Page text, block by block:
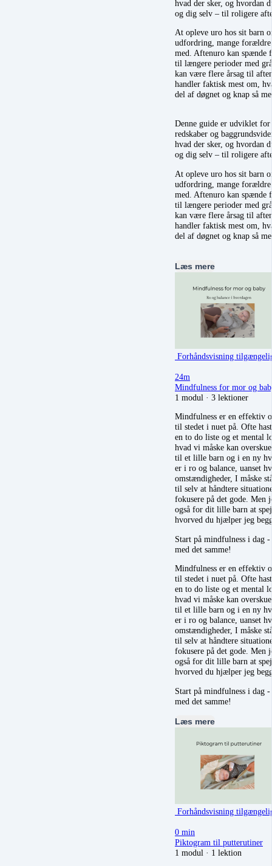
hvad der sker, og hvordan
og dig selv – til roligere
At opleve uro hos sit barn
udfordring, mange forældre
med. Aftenuro kan spænde
til længere perioder med
kan være flere årsag til
handler faktisk mest om,
del af døgnet og knap så
Denne guide er udviklet
redskaber og
hvad der sker, og hvordan
og dig selv – til roligere
At opleve uro hos sit barn
udfordring, mange forældre
med. Aftenuro kan spænde
til længere perioder med
kan være flere årsag til
handler faktisk mest om,
del af døgnet og knap så
Læs mere
Forhåndsvisning
24m
Mindfulness for mor og
1 modul · 3 lektioner
Mindfulness er en effektiv
til stedet i nuet på. Ofte
en to do liste og et mental
hvad vi måske kan
til et lille barn og i en ny
er i ro og balance, uanset
omstændigheder, I måske
til selv at håndtere
fokusere på det gode. Men
også for dit lille barn at
hvorved du hjælper jeg
Start på mindfulness i dag
med det samme!
Mindfulness er en effektiv
til stedet i nuet på. Ofte
en to do liste og et mental
hvad vi måske kan
til et lille barn og i en ny
er i ro og balance, uanset
omstændigheder, I måske
til selv at håndtere
fokusere på det gode. Men
også for dit lille barn at
hvorved du hjælper jeg
Start på mindfulness i dag
med det samme!
Læs mere
Forhåndsvisning
0 min
Piktogram til putterutiner
1 modul · 1 lektion